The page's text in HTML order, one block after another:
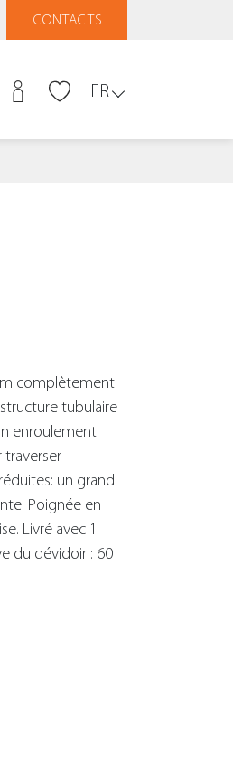
CONTACTS
FR
complètement
tubulaire
enroulement
traverser
un grand
Poignée en
Livré avec 1
du dévidoir : 60